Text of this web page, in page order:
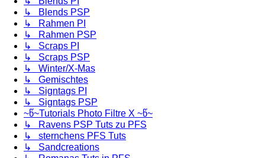
↳ Blends PSP
↳ Rahmen PI
↳ Rahmen PSP
↳ Scraps PI
↳ Scraps PSP
↳ Winter/X-Mas
↳ Gemischtes
↳ Signtags PI
↳ Signtags PSP
~წ~Tutorials Photo Filtre X ~წ~
↳ Ravens PSP Tuts zu PFS
↳ sternchens PFS Tuts
↳ Sandcreations